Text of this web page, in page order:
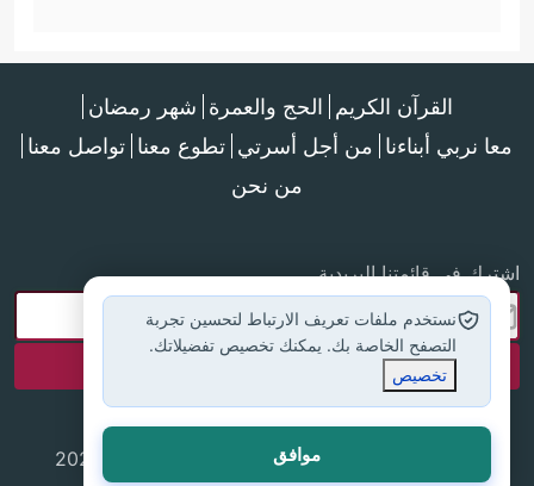
القرآن الكريم الحج والعمرة شهر رمضان
معا نربي أبناءنا من أجل أسرتي تطوع معنا تواصل معنا
من نحن
اشترك في قائمتنا البريدية
جميع الحقوق محفوظة لموقع إسلام أون لاين © 2025
نستخدم ملفات تعريف الارتباط لتحسين تجربة
التصفح الخاصة بك. يمكنك تخصيص تفضيلاتك.
تخصيص
موافق